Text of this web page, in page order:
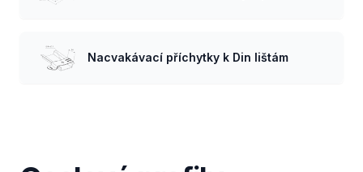
Nacvakávací příchytky k Din lištám